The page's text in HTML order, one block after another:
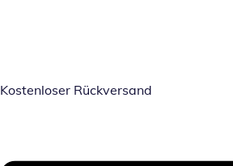
Kostenloser Rückversand